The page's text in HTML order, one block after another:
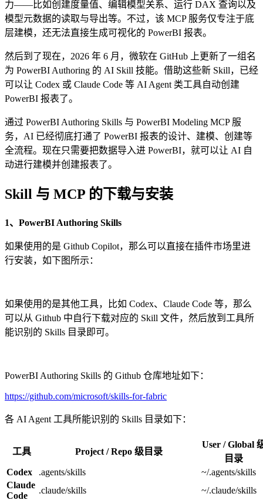
力——比如创建度量值、编辑模型关系、运行 DAX 查询以及
模型元数据的读取与导出等。不过，该 MCP 服务仅专注于底
层建模，还无法直接生成可视化的 PowerBI 报表。
然后到了现在，2026 年 6 月，微软在 GitHub 上更新了一组名
为 PowerBI Authoring 的 AI Skill 技能。借助这些新 Skill，已经
可以让 Codex 或 Claude Code 等 AI Agent 类工具自动创建
PowerBI 报表了。
通过 PowerBI Authoring Skills 与 PowerBI Modeling MCP 服
务，AI 已经彻底打通了 PowerBI 报表的设计、建模、创建等
全流程。现在只需要把数据导入进 PowerBI，就可以让 AI 自
动进行建模并创建报表了。
Skill 与 MCP 的下载与安装
1、PowerBI Authoring Skills
如果使用的是 Github Copilot，那么可以直接在插件市场里进
行安装，如下图所示：
如果使用的是其他工具，比如 Codex、Claude Code 等，那么
可以从 Github 中自行下载对应的 Skill 文件，然后放到工具所
能识别的 Skills 目录即可。
PowerBI Authoring Skills 的 Github 仓库地址如下：
https://github.com/microsoft/skills-for-fabric
各 AI Agent 工具所能识别的 Skills 目录如下：
工具 Project / Repo 级目录
User / Global
目录
Codex
.agents/skills
~/.agents/skills
Claude
Code
.claude/skills ~/.claude/skills